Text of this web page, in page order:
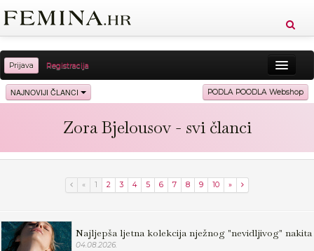
Prijava Registracija
Sreća Zdravlje Vitkost
Ljubav Relax Putovanja
NAJNOVIJI ČLANCI PODLA POODLA Webshop
Zora Bjelousov - svi članci
« 1 2 3 4 5 6 7 8 9 10 »
Najljepša ljetna kolekcija nježnog "nevidljivog" nakita
04.08.2026.